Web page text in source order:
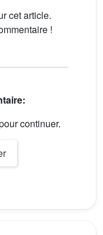
cet article.
!
continuer.